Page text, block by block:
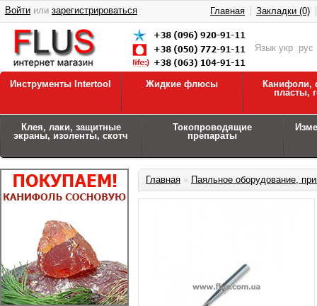
Язык укр рус
Войти или зарегистрироваться Главная Закладки (0)
Инструменты Intertool Жидкие флюсы
Канифоли,
пласты,
Клея, лаки, защитные
экраны, изоленты, скотч
Токопроводящие
препараты
Главная » Паяльное оборудование,